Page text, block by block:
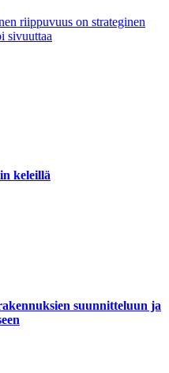
riippuvuus on strateginen
sivuuttaa
keleillä
suunnitteluun ja